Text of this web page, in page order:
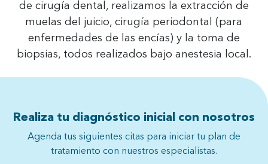
de cirugía dental, realizamos la extracción de
muelas del juicio, cirugía periodontal (para
enfermedades de las encías) y la toma de
biopsias, todos realizados bajo anestesia local.
Realiza tu diagnóstico inicial con nosotros
Agenda tus siguientes citas para iniciar tu plan de
tratamiento con nuestros especialistas.